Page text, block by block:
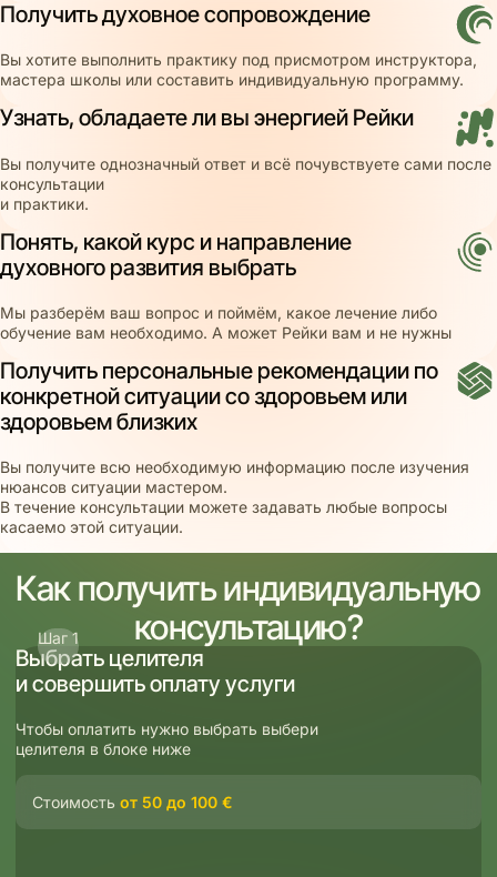
Получить духовное сопровождение
Вы хотите выполнить практику под присмотром инструктора,
мастера школы или составить индивидуальную программу.
Узнать, обладаете ли вы энергией Рейки
Вы получите однозначный ответ и всё почувствуете сами после
консультации
и практики.
Понять, какой курс и направление
духовного развития выбрать
Мы разберём ваш вопрос и поймём, какое лечение либо
обучение вам необходимо. А может Рейки вам и не нужны
Получить персональные рекомендации по
конкретной ситуации со здоровьем или
здоровьем близких
Вы получите всю необходимую информацию после изучения
нюансов ситуации мастером.
В течение консультации можете задавать любые вопросы
касаемо этой ситуации.
Как получить индивидуальную
консультацию?
Шаг 1
Выбрать целителя
и совершить оплату услуги
Чтобы оплатить нужно выбрать выбери
целителя в блоке ниже
Стоимостьот 50 до 100 €